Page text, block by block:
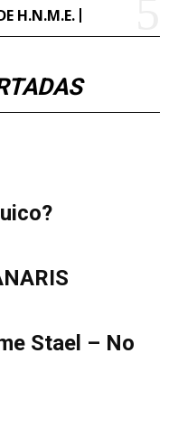
H.N.M.E.
Stael – No